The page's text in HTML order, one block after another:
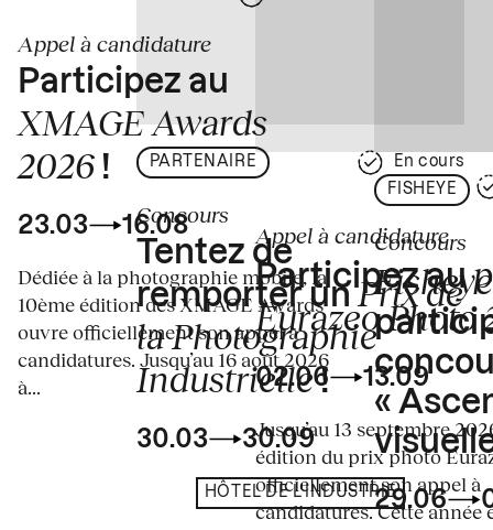
Appel à candidature
Participez au
XMAGE Awards
2026 !
23.03 16.08
Dédiée à la photographie mobile, la
10ème édition des XMAGE Awards
ouvre officiellement son appel à
candidatures. Jusqu’au 16 août 2026
à...
PARTENAIRE En cours
Concours
Tentez de
remporter unPrix de
la Photographie
Industrielle!
30.03 30.09
HÔTEL DE L'INDUSTRIE
Appel à candidature
Participez au
Eurazeo Photo
02.06 13.09
Jusqu’au 13 septembre
édition du prix photo
officiellement son appel à
candidatures. Cette année
FISHEYE
Concours
Fisheye
«
29.06